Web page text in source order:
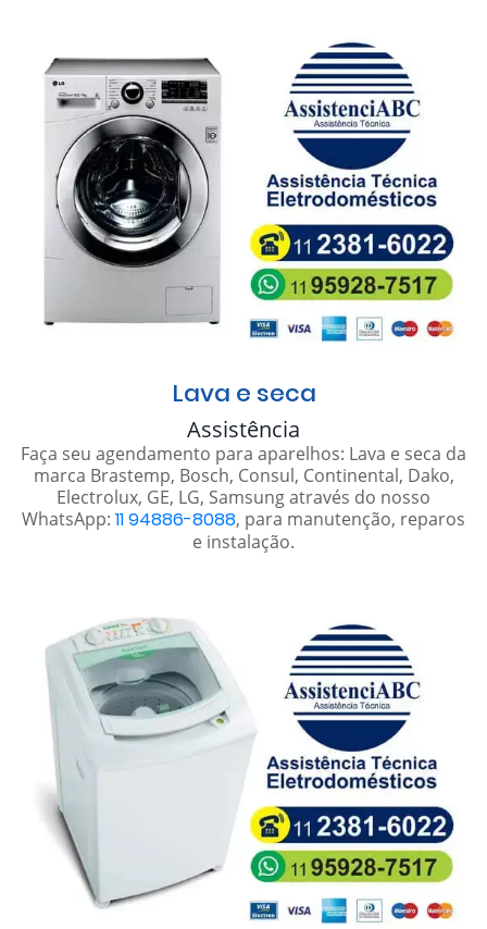
Lava e seca
Assistência
Faça seu agendamento para aparelhos: Lava e seca da
marca Brastemp, Bosch, Consul, Continental, Dako,
Electrolux, GE, LG, Samsung através do nosso
WhatsApp: 11 94886-8088, para manutenção, reparos
e instalação.